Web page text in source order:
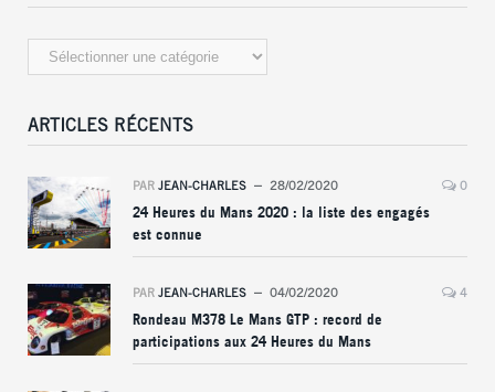
Catégories
ARTICLES RÉCENTS
PAR JEAN-CHARLES 28/02/2020 0
24 Heures du Mans 2020 : la liste des engagés
est connue
PAR JEAN-CHARLES 04/02/2020 4
Rondeau M378 Le Mans GTP : record de
participations aux 24 Heures du Mans